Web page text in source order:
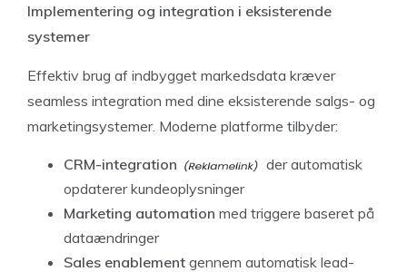
Implementering og integration i eksisterende
systemer
Effektiv brug af indbygget markedsdata kræver
seamless integration med dine eksisterende salgs- og
marketingsystemer. Moderne platforme tilbyder:
CRM-integration
der automatisk
opdaterer kundeoplysninger
Marketing automation med triggere baseret på
dataændringer
Sales enablement gennem automatisk lead-